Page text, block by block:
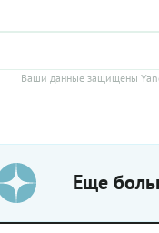
бутерброды
Ваши данные защищены
Еще